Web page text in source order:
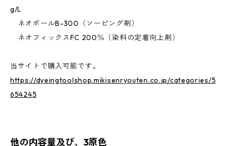
g/L
ネオポールB-300（ソーピング剤）
ネオフィックスFC 200％（染料の定着向上剤）
当サイトで購入可能です。
https://dyeingtoolshop.mikisenryouten.co.jp/categories/5
654245
他の内容量及び、3原色